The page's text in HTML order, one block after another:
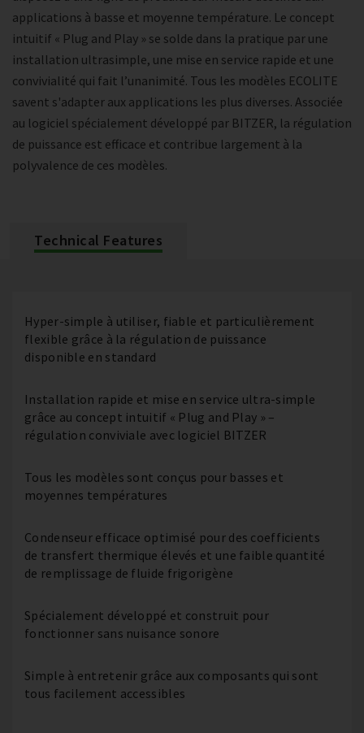
applications à basse et moyenne température. Le concept
intuitif « Plug and Play » se solde dans la pratique par une
installation ultrasimple, une mise en service rapide et une
convivialité qui fait l’unanimité. Tous les modèles ECOLITE
savent s'adapter aux applications les plus diverses. Associée
au logiciel spécialement développé par BITZER, la régulation
de puissance est efficace et contribue largement à la
polyvalence de ces modèles.
Technical Features
Hyper-simple à utiliser, fiable et particulièrement
flexible grâce à la régulation de puissance
disponible en standard
Installation rapide et mise en service ultra-simple
grâce au concept intuitif « Plug and Play » –
régulation conviviale avec logiciel BITZER
Tous les modèles sont conçus pour basses et
moyennes températures
Condenseur efficace optimisé pour des coefficients
de transfert thermique élevés et une faible quantité
de remplissage de fluide frigorigène
Spécialement développé et construit pour
fonctionner sans nuisance sonore
Simple à entretenir grâce aux composants qui sont
tous facilement accessibles